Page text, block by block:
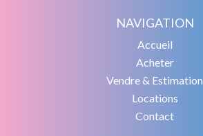
NAVIGATION
Accueil
Acheter
Vendre & Estimation
Locations
Contact